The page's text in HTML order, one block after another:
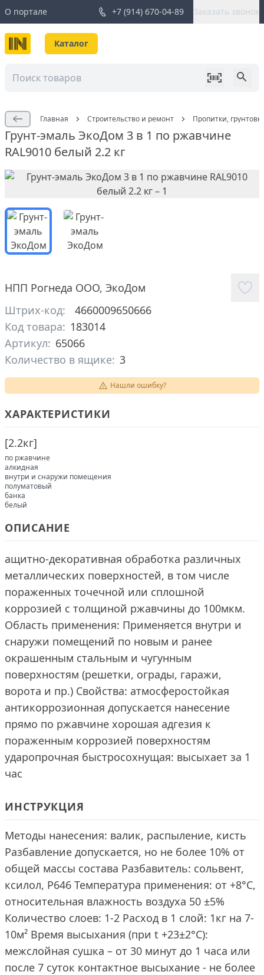
О портале +7 (914) 670-04-89 Заказать звонок
Каталог
Главная Строительство и ремонт Пропитки,
Грунт-эмаль ЭкоДом 3 в 1 по ржавчине
RAL9010 белый 2.2 кг
НПП Рогнеда ООО, ЭкоДом
Штрих-код:
4660009650666
Код товара: 183014
Артикул: 65066
Количество в ящике: 3
Нашли ошибку?
ХАРАКТЕРИСТИКИ
[2.2кг]
по ржавчине
алкидная
внутри и снаружи помещения
полуматовый
банка
белый
ОПИСАНИЕ
ащитно-декоративная обработка различных
металлических поверхностей, в том числе
пораженных точечной или сплошной
коррозией с толщиной ржавчины до 100мкм.
Область применения: Применяется внутри и
снаружи помещений по новым и ранее
окрашенным стальным и чугунным
поверхностям (решетки, ограды, гаражи,
ворота и пр.) Свойства: атмосферостойкая
антикоррозионная допускается нанесение
прямо по ржавчине хорошая адгезия к
пораженным коррозией поверхностям
ударопрочная быстросохнущая: высыхает за 1
час
ИНСТРУКЦИЯ
Методы нанесения: валик, распыление, кисть
Разбавление допускается, но не более 10% от
общей массы состава Разбавитель: сольвент,
ксилол, Р646 Температура применения: от +8°С,
относительная влажность воздуха 50 ±5%
Количество слоев: 1-2 Расход в 1 слой: 1кг на 7-
10м² Время высыхания (при t +23±2°C):
межслойная сушка – от 30 минут до 1 часа или
после 7 суток контактное высыхание - не более